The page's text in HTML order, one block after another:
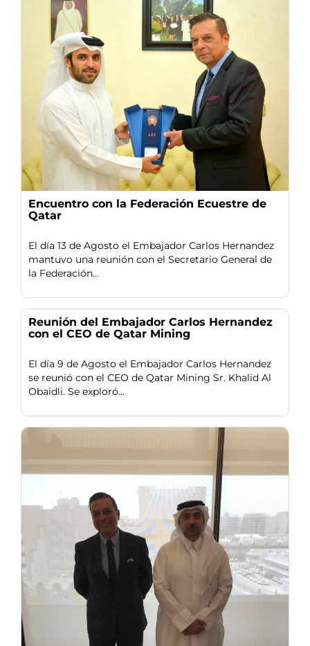
Encuentro con la Federación Ecuestre de
Qatar
El día 13 de Agosto el Embajador Carlos Hernandez
mantuvo una reunión con el Secretario General de
la Federación...
Reunión del Embajador Carlos Hernandez
con el CEO de Qatar Mining
El día 9 de Agosto el Embajador Carlos Hernandez
se reunió con el CEO de Qatar Mining Sr. Khalid Al
Obaidli. Se exploró...